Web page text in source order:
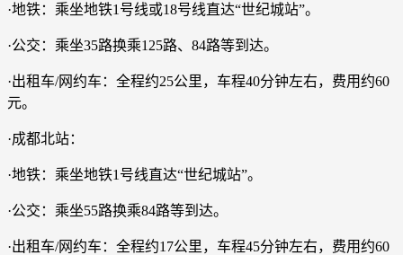
·地铁：乘坐地铁1号线或18号线直达“世纪城站”。
·公交：乘坐35路换乘125路、84路等到达。
·出租车/网约车：全程约25公里，车程40分钟左右，费用约60
元。
·成都北站：
·地铁：乘坐地铁1号线直达“世纪城站”。
·公交：乘坐55路换乘84路等到达。
·出租车/网约车：全程约17公里，车程45分钟左右，费用约60